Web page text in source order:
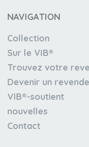
NAVIGATION
Collection
Sur le VIB®
Trouvez votre
Devenir un
VIB®-soutient
nouvelles
Contact